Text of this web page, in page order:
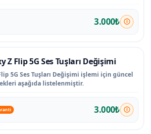
3.000₺
Z Flip 5G Ses Tuşları Değişimi
5G Ses Tuşları Değişimi işlemi için güncel
aşağıda listelenmiştir.
3.000₺